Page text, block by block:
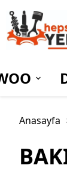
Anasayfa